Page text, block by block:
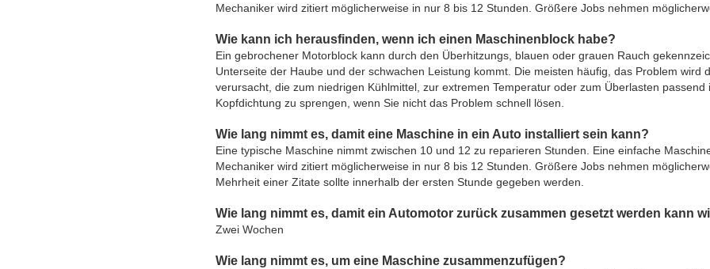
Mechaniker wird zitiert möglicherweise in nur 8 bis 12 Stunden. Größere Jobs nehmen
Wie kann ich herausfinden, wenn ich einen Maschinenblock habe?
Ein gebrochener Motorblock kann durch den Überhitzungs, blauen oder grauen Rauch
Unterseite der Haube und der schwachen Leistung kommt. Die meisten häufig, das Problem wird
verursacht, die zum niedrigen Kühlmittel, zur extremen Temperatur oder zum Überlasten passend
Kopfdichtung zu sprengen, wenn Sie nicht das Problem schnell lösen.
Wie lang nimmt es, damit eine Maschine in ein Auto installiert sein kann?
Eine typische Maschine nimmt zwischen 10 und 12 zu reparieren Stunden. Eine einfache
Mechaniker wird zitiert möglicherweise in nur 8 bis 12 Stunden. Größere Jobs nehmen
Mehrheit einer Zitate sollte innerhalb der ersten Stunde gegeben werden.
Wie lang nimmt es, damit ein Automotor zurück zusammen gesetzt werden kann
Zwei Wochen
Wie lang nimmt es, um eine Maschine zusammenzufügen?